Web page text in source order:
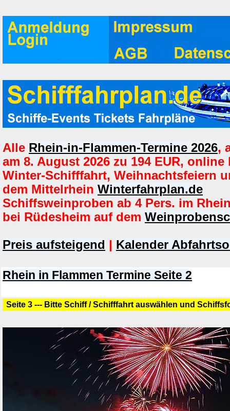
Alle Rhein-in-Flammen-Termine 2026,
am 8. August 2026 zu 194 EUR, online
Winter-Schifffahrt, Weihnachtsfeiern
dem Mittelrhein Winterfahrplan.de
Schiffsweinproben ab 4 Pers. im
bei Rüdesheim auf dem
Preis aufsteigend | Kalender
Rhein in Flammen Termine Seite 2
Seite 3 --- Bitte Schiff / Schifffahrt auswählen und